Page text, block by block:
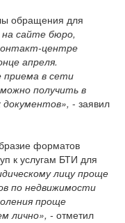
обращения для
сайте бюро,
центре
апреля.
в сети
получить в
- заявил
форматов
к услугам БТИ для
лицу проще
по недвижимости
проще
лично», - отметил